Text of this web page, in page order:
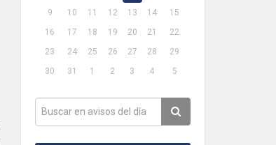
9
10 11 12 13 14
15
16
17 18 19 20 21
22
23
24 25 26 27 28
29
30
31 1 2 3 4 5